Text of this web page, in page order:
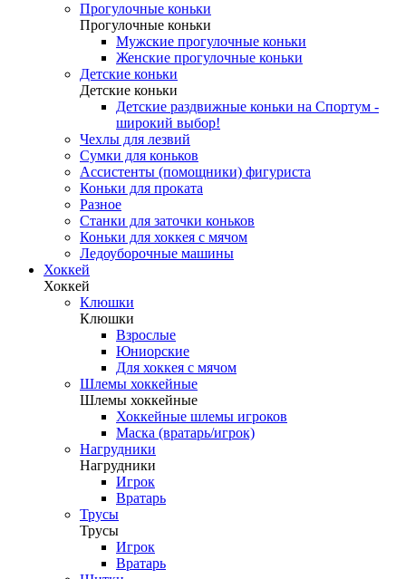
Прогулочные коньки
Прогулочные коньки
Мужские прогулочные коньки
Женские прогулочные коньки
Детские коньки
Детские коньки
Детские раздвижные коньки на Спортум -
широкий выбор!
Чехлы для лезвий
Сумки для коньков
Ассистенты (помощники) фигуриста
Коньки для проката
Разное
Станки для заточки коньков
Коньки для хоккея с мячом
Ледоуборочные машины
Хоккей
Хоккей
Клюшки
Клюшки
Взрослые
Юниорские
Для хоккея с мячом
Шлемы хоккейные
Шлемы хоккейные
Хоккейные шлемы игроков
Маска (вратарь/игрок)
Нагрудники
Нагрудники
Игрок
Вратарь
Трусы
Трусы
Игрок
Вратарь